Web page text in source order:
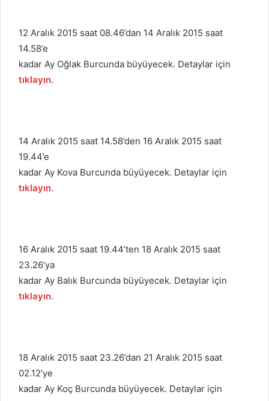
12 Aralık 2015 saat 08.46’dan 14 Aralık 2015 saat
14.58’e
kadar Ay Oğlak Burcunda büyüyecek. Detaylar için
tıklayın.
14 Aralık 2015 saat 14.58’den 16 Aralık 2015 saat
19.44’e
kadar Ay Kova Burcunda büyüyecek. Detaylar için
tıklayın.
16 Aralık 2015 saat 19.44’ten 18 Aralık 2015 saat
23.26’ya
kadar Ay Balık Burcunda büyüyecek. Detaylar için
tıklayın.
18 Aralık 2015 saat 23.26’dan 21 Aralık 2015 saat
02.12’ye
kadar Ay Koç Burcunda büyüyecek. Detaylar için